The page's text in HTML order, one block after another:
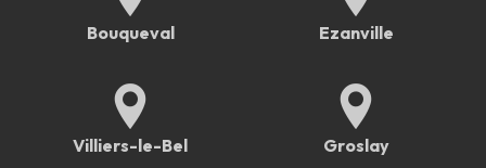
Bouqueval Ezanville
Villiers-le-Bel Groslay